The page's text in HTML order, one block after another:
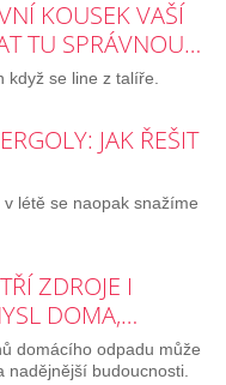
KOUSEK VAŠÍ
TU SPRÁVNOU…
se line z talíře.
JAK ŘEŠIT
létě se naopak snažíme
ZDROJE I
DOMA,…
domácího odpadu může
nadějnější budoucnosti.